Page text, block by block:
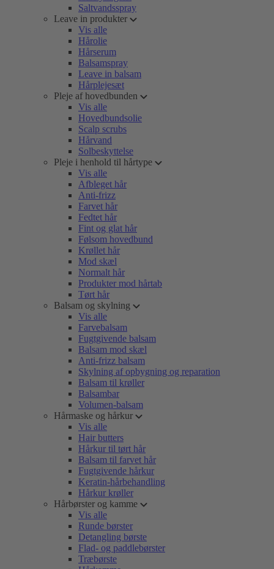
Saltvandsspray
Leave in produkter
Vis alle
Hårolie
Hårserum
Balsamspray
Leave in balsam
Hårplejesæt
Pleje af hovedbunden
Vis alle
Hovedbundsolie
Scalp scrubs
Hårvand
Solbeskyttelse
Pleje i henhold til hårtype
Vis alle
Afbleget hår
Anti-frizz
Farvet hår
Fedtet hår
Fint og glat hår
Følsom hovedbund
Krøllet hår
Mod skæl
Normalt hår
Produkter mod hårtab
Tørt hår
Balsam og skylning
Vis alle
Farvebalsam
Fugtgivende balsam
Balsam mod skæl
Anti-frizz balsam
Skylning af opbygning og reparation
Balsam til krøller
Balsambar
Volumen-balsam
Hårmaske og hårkur
Vis alle
Hair butters
Hårkur til tørt hår
Balsam til farvet hår
Fugtgivende hårkur
Keratin-hårbehandling
Hårkur krøller
Hårbørster og kamme
Vis alle
Runde børster
Detangling børste
Flad- og paddlebørster
Træbørste